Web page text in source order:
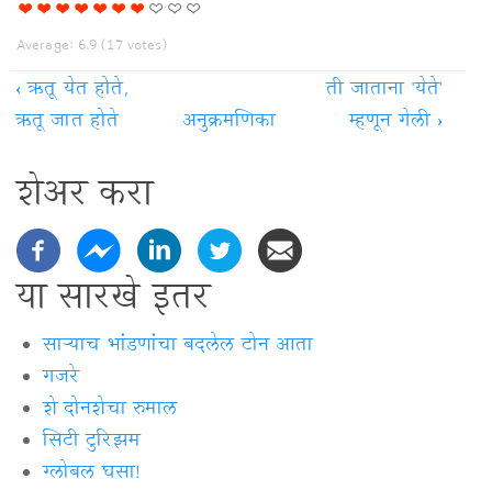
Average: 6.9 (17votes)
‹ऋतू येत होते,
ऋतू जात होते
अनुक्रमणिका
ती जाताना 'येते'
म्हणून गेली ›
शेअर करा
या सारखे इतर
साऱ्याच भांडणांचा बदलेल टोन आता
गजरे
शे दोनशेचा रुमाल
सिटी टुरिझम
ग्लोबल घसा!